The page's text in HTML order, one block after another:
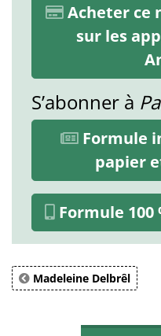
Acheter ce
sur les
S’abonner à
Formule
papier
Formule
Madeleine Delbrêl